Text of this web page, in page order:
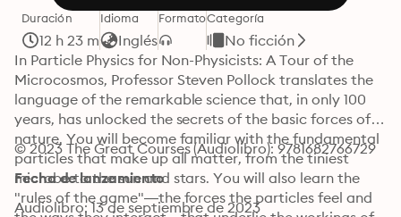
Duración
12 h 23 m
Idioma
Inglés
FormatoCategoría
No ficción
In Particle Physics for Non-Physicists: A Tour of the
Microcosmos, Professor Steven Pollock translates the
language of the remarkable science that, in only 100
years, has unlocked the secrets of the basic forces of
nature. You will become familiar with the fundamental
particles that make up all matter, from the tiniest
microbe to the sun and stars. You will also learn the
"rules of the game"—the forces the particles feel and
© 2023 The Great Courses (Audiolibro): 9781682766729
Fecha de lanzamiento
Audiolibro: 13 de septiembre de 2023